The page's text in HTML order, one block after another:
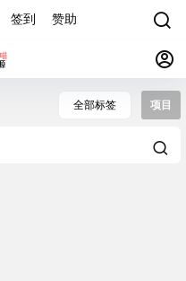
签到 赞助
全部标签 项目